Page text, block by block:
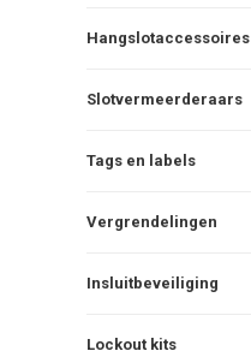
Hangslotaccessoires
Slotvermeerderaars
Tags en labels
Vergrendelingen
Insluitbeveiliging
Lockout kits